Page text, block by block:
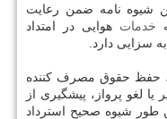
شیوه نامه ضمن رعایت
خدمات هوایی در امتداد
سزایی دارد.
حفظ حقوق مصرف کننده
یا لغو پرواز، پیشگیری از
طور شیوه صحیح استرداد